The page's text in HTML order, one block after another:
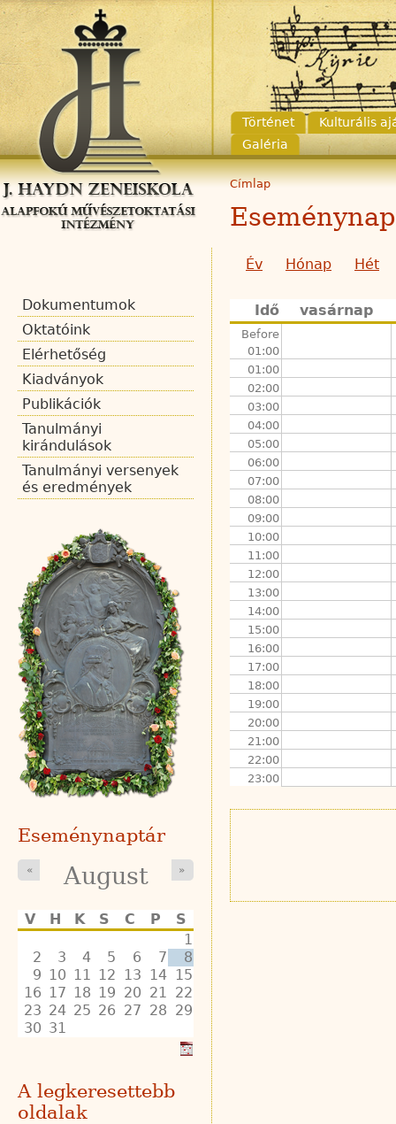
Történet
Kulturális
Galéria
Címlap
Év Hónap Hét
Idő vasárnap
Before
01:00
01:00
02:00
03:00
04:00
05:00
06:00
07:00
08:00
09:00
10:00
11:00
12:00
13:00
14:00
15:00
16:00
17:00
18:00
19:00
20:00
21:00
22:00
23:00
Dokumentumok
Oktatóink
Elérhetőség
Kiadványok
Publikációk
Tanulmányi
kirándulások
Tanulmányi versenyek
és eredmények
Eseménynaptár
« August »
V H K S C P
S
1
2
3 4 5 6 7
8
9 10 11 12 13 14 15
16 17 18 19 20 21
22
23 24 25 26 27 28 29
30 31
A legkeresettebb
oldalak